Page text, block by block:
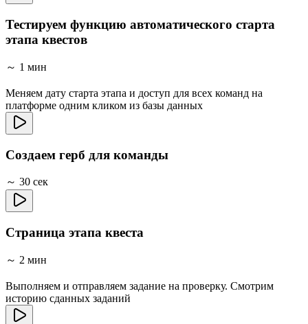
Тестируем функцию автоматического старта
этапа квестов
～ 1 мин
Меняем дату старта этапа и доступ для всех команд на
платформе одним кликом из базы данных
Создаем герб для команды
～ 30 сек
Страница этапа квеста
～ 2 мин
Выполняем и отправляем задание на проверку. Смотрим
историю сданных заданий